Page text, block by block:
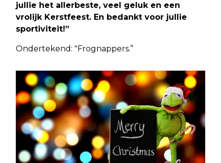
jullie het allerbeste, veel geluk en een
vrolijk Kerstfeest. En bedankt voor jullie
sportiviteit!”
Ondertekend: "Frognappers.”